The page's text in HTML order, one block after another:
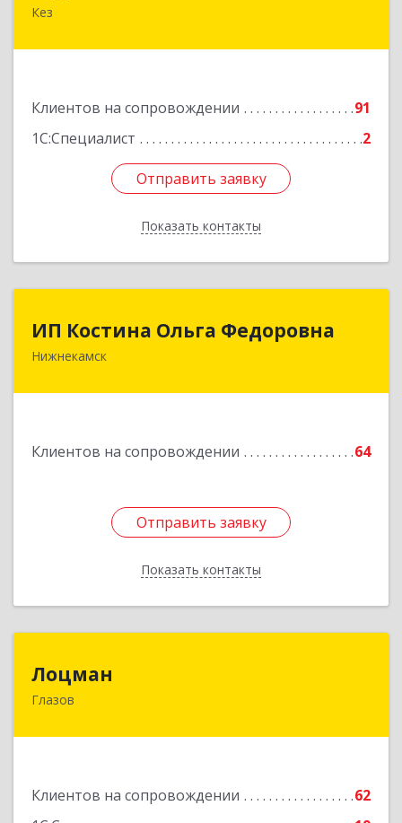
Кез
Клиентов на сопровождении
91
1С:Специалист
2
Отправить заявку
Показать контакты
Отправить заявку
Назад
ИП Костина Ольга Федоровна
Нижнекамск
Клиентов на сопровождении 64
Отправить заявку
Показать контакты
Отправить заявку
Назад
Лоцман
Глазов
Клиентов на сопровождении
62
427620, Удмуртская Респ, Глазов г, Сибирская